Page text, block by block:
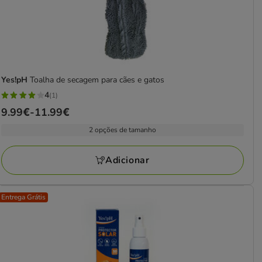
Yes!pH Toalha de secagem para cães e gatos
4
estrelas
avaliações
4(1)
Preço
a
11.99€
9.99€-11.99€
2 opções de tamanho
Adicionar
Entrega Grátis